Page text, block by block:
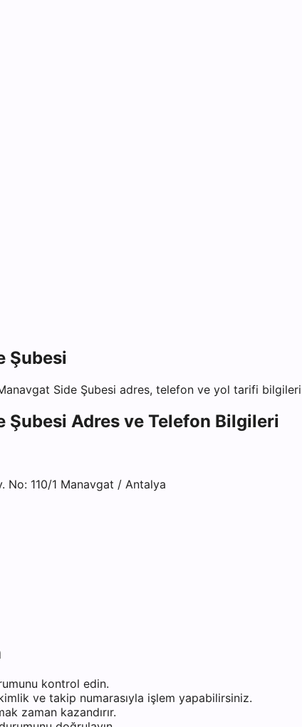
Şubesi
Side Şubesi adres, telefon ve yol tarifi
Şubesi Adres ve Telefon Bilgileri
No: 110/1 Manavgat / Antalya
kontrol edin.
ve takip numarasıyla işlem yapabilirsiniz.
zaman kazandırır.